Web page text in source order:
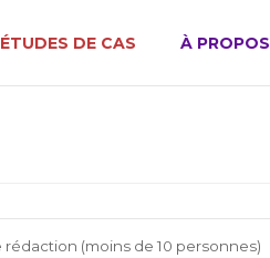
ÉTUDES DE CAS À PROPOS